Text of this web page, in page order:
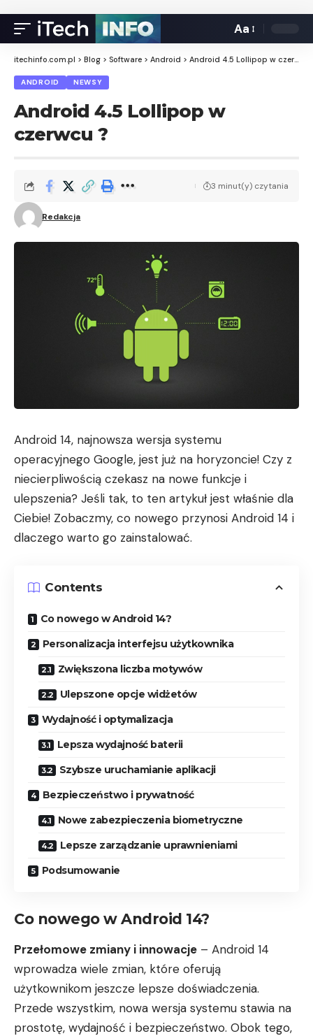
Aa
itechinfo.com.pl > Blog > Software > Android > Android 4.5 Lollipop w czerwcu ?
ANDROID NEWSY
Android 4.5 Lollipop w
czerwcu ?
Redakcja
3 minut(y) czytania
Android 14, najnowsza wersja systemu
operacyjnego Google, jest już na horyzoncie! Czy z
niecierpliwością czekasz na nowe funkcje i
ulepszenia? Jeśli tak, to ten artykuł jest właśnie dla
Ciebie! Zobaczmy, co nowego przynosi Android 14 i
dlaczego warto go zainstalować.
Contents
Co nowego w Android 14?
Personalizacja interfejsu użytkownika
Zwiększona liczba motywów
Ulepszone opcje widżetów
Wydajność i optymalizacja
Lepsza wydajność baterii
Szybsze uruchamianie aplikacji
Bezpieczeństwo i prywatność
Nowe zabezpieczenia biometryczne
Lepsze zarządzanie uprawnieniami
Podsumowanie
Co nowego w Android 14?
Przełomowe zmiany i innowacje – Android 14
wprowadza wiele zmian, które oferują
użytkownikom jeszcze lepsze doświadczenia.
Przede wszystkim, nowa wersja systemu stawia na
prostotę, wydajność i bezpieczeństwo. Obok tego,